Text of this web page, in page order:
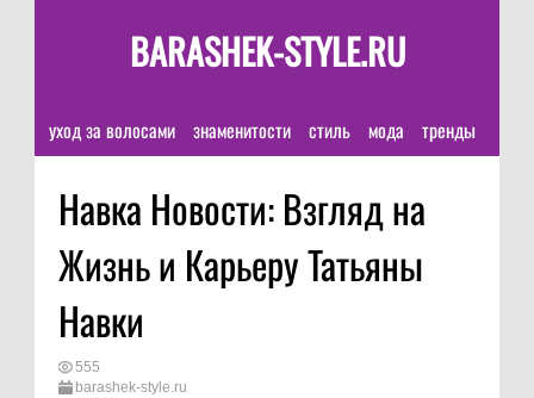
BARASHEK-STYLE.RU
уход за волосами знаменитости стиль мода тренды
Навка Новости: Взгляд на
Жизнь и Карьеру Татьяны
Навки
555
barashek-style.ru